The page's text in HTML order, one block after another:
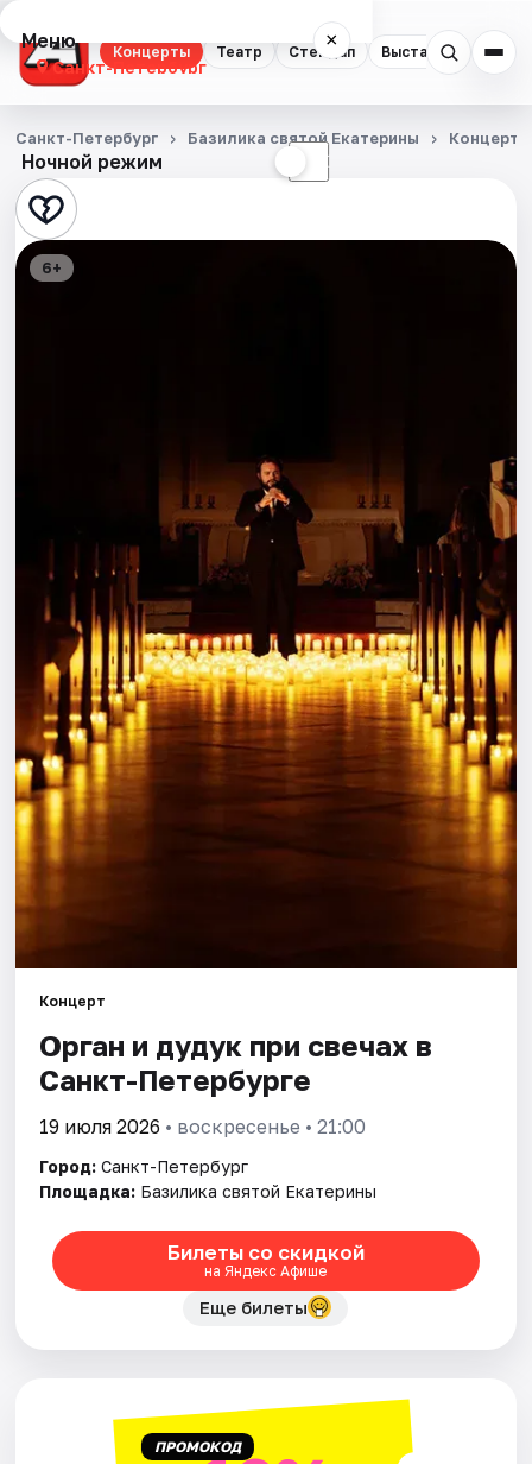
Концерты Театр Стендап Выставки
Меню ×
Санкт-Петербург
Концерты
Театр
Стендап
Города
Площадки
Артисты
Рейтинги
Ночной режим ☾
Санкт-Петербург Базилика святой Екатерины Концерты
6+
Концерт
Орган и дудук при свечах в
Санкт-Петербурге
19 июля 2026 • воскресенье • 21:00
Город: Санкт-Петербург
Площадка: Базилика святой Екатерины
Билеты со скидкой
на Яндекс Афише
Еще билеты
ПРОМОКОД